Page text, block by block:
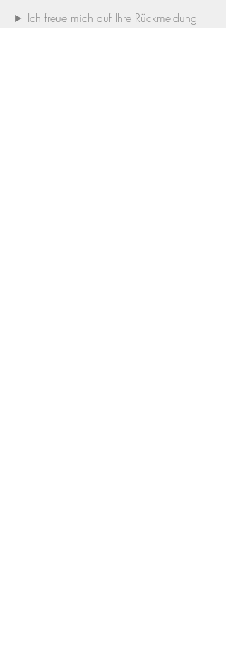
► Ich freue mich auf Ihre Rückmeldung